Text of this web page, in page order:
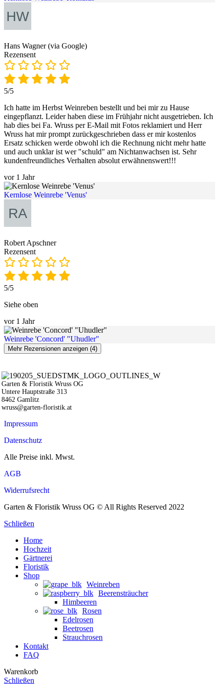
Hans Wagner (via Google)
Rezensent
5/5
Ich hatte im Herbst Weinreben bestellt und bei mir zu Hause
eingepflanzt. Leider haben diese im Frühjahr nicht ausgetrieben. Ich
hab dies bei Fa. Wruss per E-Mail mit Fotos reklamiert und Herr
Wruss hat mir prompt zurückgeschrieben dass er mir kostenlos
Ersatz schicken werde obwohl ich die Rechnung nicht mehr hatte
und auch unklar ist wer "schuld" am Nichtanwachsen ist. Sehr
kundenfreundliches Verhalten absolut erwähnenswert!!!
vor 1 Jahr
Kernlose Weinrebe 'Venus'
Robert Apschner
Rezensent
5/5
Siehe oben
vor 1 Jahr
Weinrebe 'Concord' "Uhudler"
Mehr Rezensionen anzeigen (4)
Garten & Floristik Wruss OG
Untere Hauptstraße 313
8462 Gamlitz
wruss@garten-floristik.at
Impressum
Datenschutz
Alle Preise inkl. Mwst.
AGB
Widerrufsrecht
Garten & Floristik Wruss OG © All Rights Reserved 2022
Schließen
Home
Hochzeit
Gärtnerei
Floristik
Shop
Weinreben
Beerensträucher
Himbeeren
Rosen
Edelrosen
Beetrosen
Strauchrosen
Kontakt
FAQ
Warenkorb
Schließen